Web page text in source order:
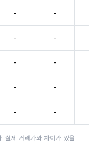
- -
- -
- -
- -
- -
제 거래가와 차이가 있을